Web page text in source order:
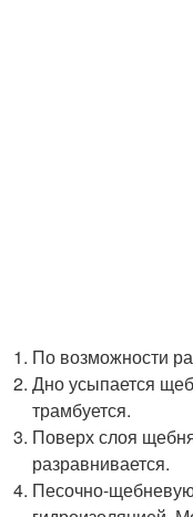
По возможности
Дно усыпается
трамбуется.
Поверх слоя
разравнивается.
Песочно-